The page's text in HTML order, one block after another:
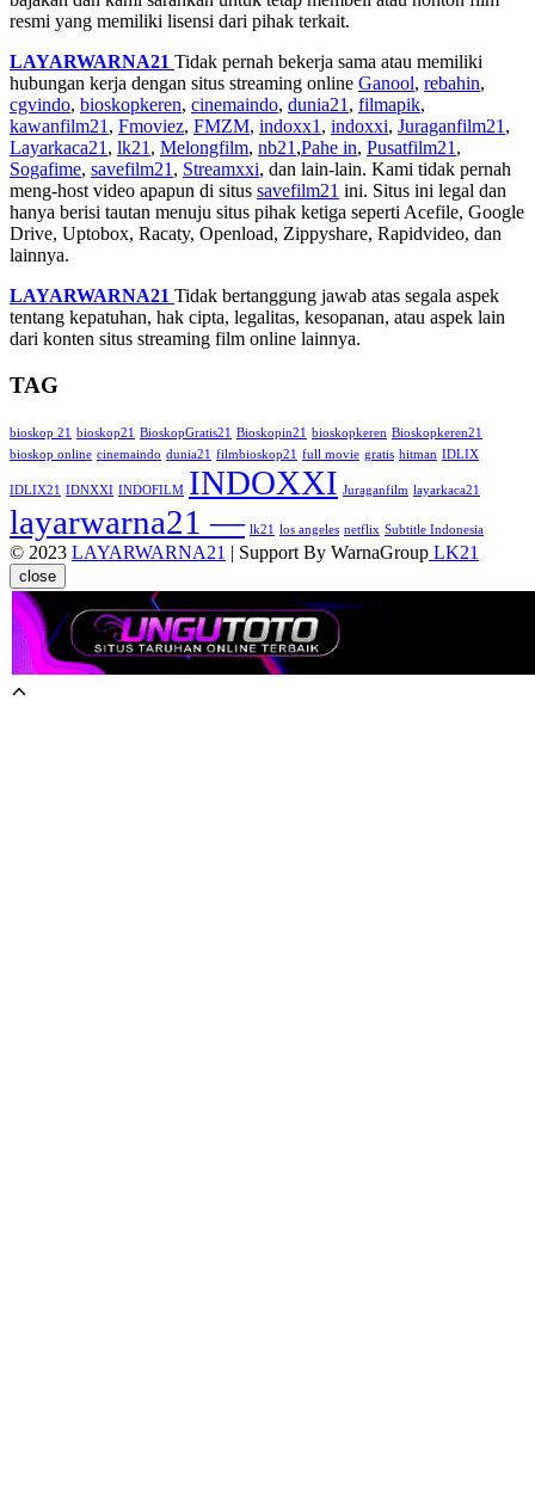
resmi yang memiliki lisensi dari pihak terkait.
LAYARWARNA21 Tidak pernah bekerja sama atau memiliki
hubungan kerja dengan situs streaming online Ganool, rebahin,
cgvindo, bioskopkeren, cinemaindo, dunia21 , filmapik,
kawanfilm21 , Fmoviez, FMZM, indoxx1 , indoxxi, Juraganfilm21 ,
Layarkaca21 , lk21 , Melongfilm, nb21 ,Pahe in, Pusatfilm21 ,
Sogafime, savefilm21 , Streamxxi, dan lain-lain. Kami tidak pernah
meng-host video apapun di situs savefilm21 ini. Situs ini legal dan
hanya berisi tautan menuju situs pihak ketiga seperti Acefile, Google
Drive, Uptobox, Racaty, Openload, Zippyshare, Rapidvideo, dan
lainnya.
LAYARWARNA21 Tidak bertanggung jawab atas segala aspek
tentang kepatuhan, hak cipta, legalitas, kesopanan, atau aspek lain
dari konten situs streaming film online lainnya.
TAG
bioskop 21 bioskop21 BioskopGratis21 Bioskopin21 bioskopkeren Bioskopkeren21
bioskop online cinemaindo dunia21 filmbioskop21 full movie gratis hitman IDLIX
IDLIX21 IDNXXI INDOFILM INDOXXI Juraganfilm layarkaca21
layarwarna21 — lk21 los angeles netflix Subtitle Indonesia
© 2023 LAYARWARNA21 | Support By WarnaGroup LK21
close